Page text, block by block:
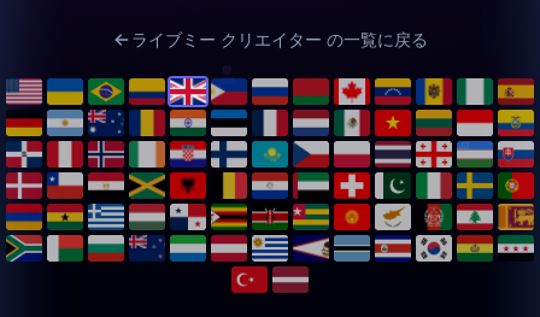
ライブミー クリエイター の一覧に戻る